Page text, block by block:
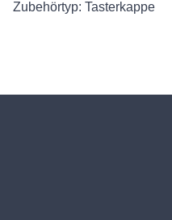
Zubehörtyp: Tasterkappe